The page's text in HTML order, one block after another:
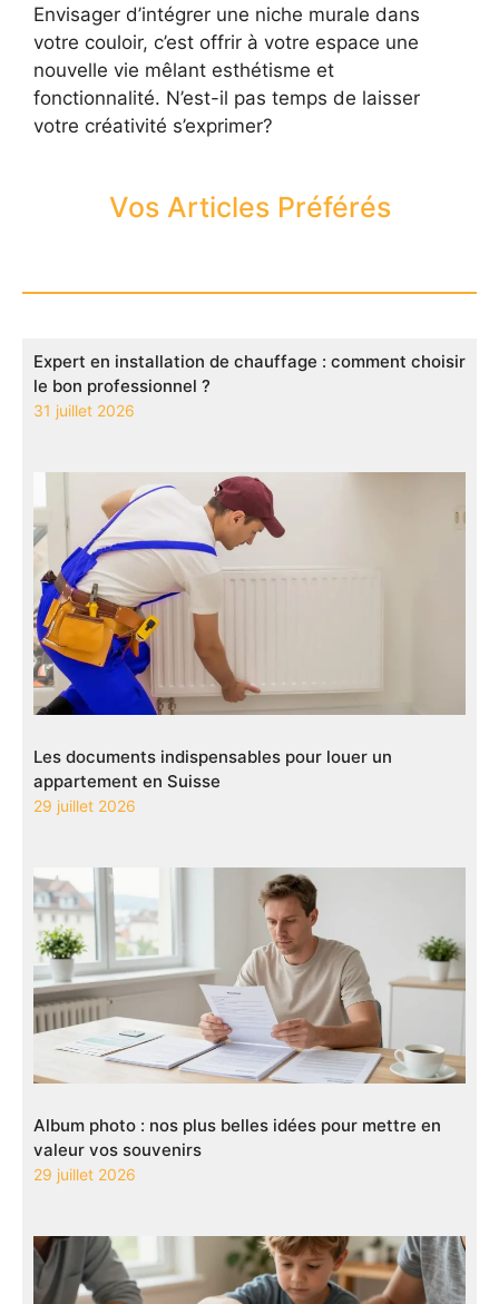
Envisager d’intégrer une niche murale dans
votre couloir, c’est offrir à votre espace une
nouvelle vie mêlant esthétisme et
fonctionnalité. N’est-il pas temps de laisser
votre créativité s’exprimer?
Vos Articles Préférés
Expert en installation de chauffage : comment choisir
le bon professionnel ?
31 juillet 2026
Les documents indispensables pour louer un
appartement en Suisse
29 juillet 2026
Album photo : nos plus belles idées pour mettre en
valeur vos souvenirs
29 juillet 2026